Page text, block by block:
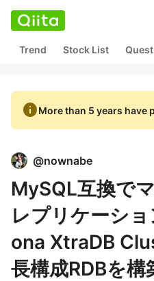
Trend Stock List
infoMore than 5 years have
@nownabe
MySQL互換で
レプリケーシ
ona XtraDB
長構成RDBを構